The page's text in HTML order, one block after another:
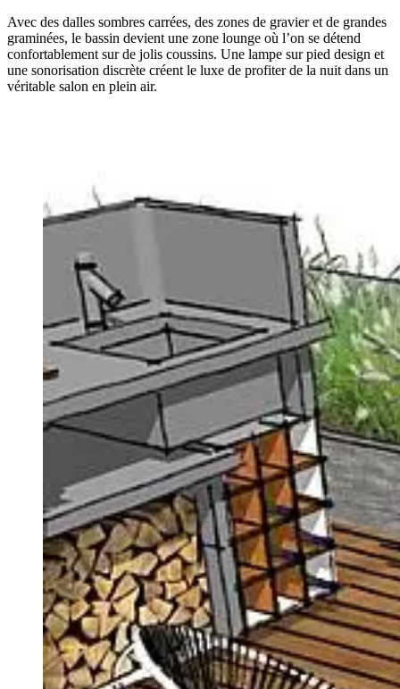
Avec des dalles sombres carrées, des zones de gravier et de grandes
graminées, le bassin devient une zone lounge où l’on se détend
confortablement sur de jolis coussins. Une lampe sur pied design et
une sonorisation discrète créent le luxe de profiter de la nuit dans un
véritable salon en plein air.